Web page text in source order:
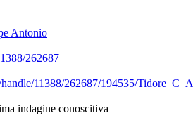
Antonio
262687
11388/262687/194535/
indagine conoscitiva